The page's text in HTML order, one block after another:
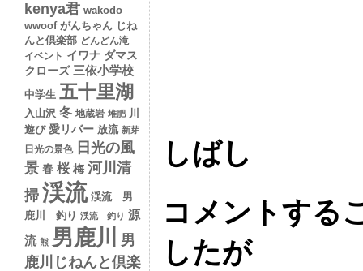
kenya君 wakodo
wwoof がんちゃん じね
んと倶楽部 どんどん滝
イベント イワナ ダマス
クローズ 三依小学校
中学生 五十里湖
入山沢 冬 地蔵岩 堆肥 川
遊び 愛リバー 放流 新芽
日光の景色
日光の風
景 春 桜 梅 河川清
掃渓流 渓流 男
鹿川 釣り 渓流 釣り 源
流 熊 男鹿川
男
鹿川じねんと倶楽
しばし
コメントする
したが